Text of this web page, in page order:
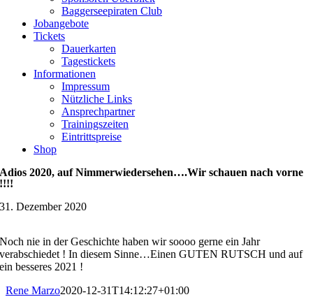
Baggerseepiraten Club
Jobangebote
Tickets
Dauerkarten
Tagestickets
Informationen
Impressum
Nützliche Links
Ansprechpartner
Trainingszeiten
Eintrittspreise
Shop
Adios 2020, auf Nimmerwiedersehen….Wir schauen nach vorne
!!!!
31. Dezember 2020
Noch nie in der Geschichte haben wir soooo gerne ein Jahr
verabschiedet ! In diesem Sinne…Einen GUTEN RUTSCH und auf
ein besseres 2021 !
Rene Marzo2020-12-31T14:12:27+01:00